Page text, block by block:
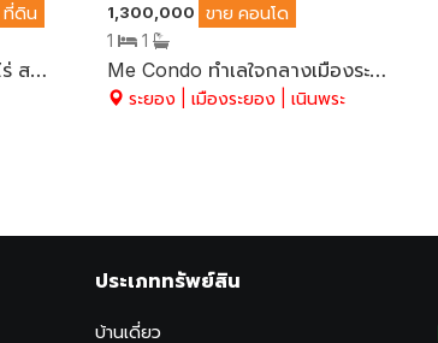
ที่ดิน
บางไผ่ 9/1 ที่ดินเปล่า 2-2-17 ไร่ สวย ติดถนนซอย หน้ากว้าง 45 m. ลึก 105 m. ตรงข้ามพฤษาวิลล์ 11 ถ.พระราม 5
1,300,000 ขาย คอนโด
1
1
Me Condo ทำเลใจกลางเมืองระยอง ชั้นที่ 5 สวย พร้อมอยู่ มี 1 ห้องนอน 1 ห้องน้ำ อ.เมือง จ.ระยอง
ระยอง | เมืองระยอง | เนินพระ
ประเภททรัพย์สิน
บ้านเดี่ยว